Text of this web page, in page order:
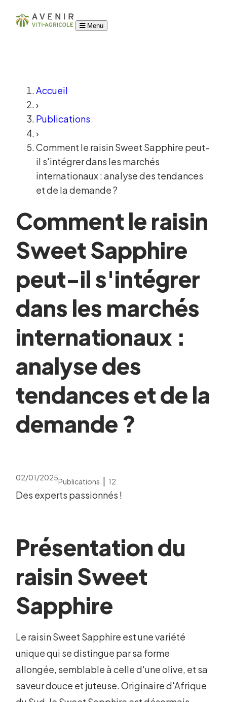
Menu
Accueil
›
Publications
›
Comment le raisin Sweet Sapphire peut-
il s'intégrer dans les marchés
internationaux : analyse des tendances
et de la demande ?
Comment le raisin
Sweet Sapphire
peut-il s'intégrer
dans les marchés
internationaux :
analyse des
tendances et de la
demande ?
02/01/2025Publications | 12
Des experts passionnés !
Présentation du
raisin Sweet
Sapphire
Le raisin Sweet Sapphire est une variété
unique qui se distingue par sa forme
allongée, semblable à celle d'une olive, et sa
saveur douce et juteuse. Originaire d'Afrique